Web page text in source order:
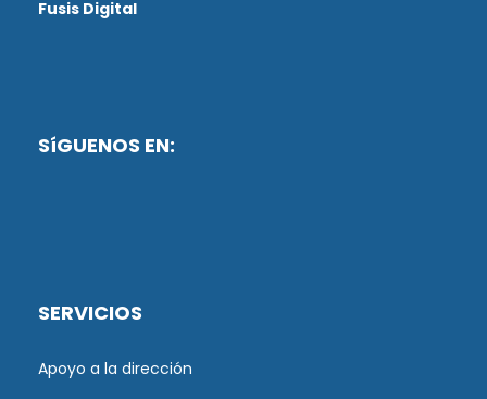
Fusis Digital
SíGUENOS EN:
SERVICIOS
Apoyo a la dirección